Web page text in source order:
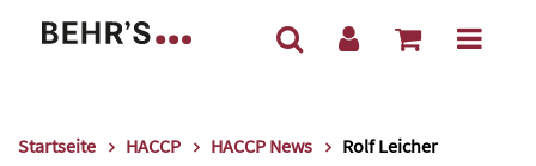
Startseite HACCP HACCP News Rolf Leicher